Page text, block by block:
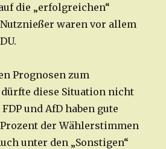
die „erfolgreichen“
waren vor allem
Prognosen zum
diese Situation nicht
und AfD haben gute
der Wählerstimmen
unter den „Sonstigen“